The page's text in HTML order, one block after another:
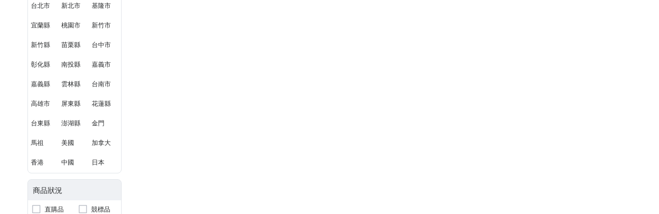
台北市 新北市 基隆市
宜蘭縣 桃園市 新竹市
新竹縣 苗栗縣 台中市
彰化縣 南投縣 嘉義市
嘉義縣 雲林縣 台南市
高雄市 屏東縣 花蓮縣
台東縣 澎湖縣 金門
馬祖 美國 加拿大
香港 中國 日本
商品狀況
直購品
競標品